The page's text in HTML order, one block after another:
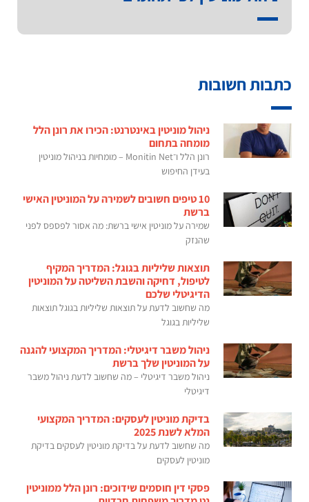
כתבות חשובות
ניהול מוניטין באינטרנט: הכירו את רונן הלל
מומחה בתחום
רונן הלל ו־Monitin Net – מומחיות בניהול מוניטין
בעידן החיפוש
10 טיפים חשובים לשמירה על המוניטין האישי
ברשת
שמירה על מוניטין אישי ברשת: מה אסור לפספס לפני
שהנזק
תוצאות שליליות בגוגל: המדריך המקיף
לטיפול, דחיקה והשבת השליטה על המוניטין
הדיגיטלי שלכם
מה שחשוב לדעת על תוצאות שליליות בגוגל תוצאות
שליליות בגוגל
ניהול משבר דיגיטלי: המדריך המקצועי להגנה
על המוניטין שלך ברשת
ניהול משבר דיגיטלי – מה שחשוב לדעת ניהול משבר
דיגיטלי
בדיקת מוניטין לעסקים: המדריך המקצועי
המלא לשנת 2025
מה שחשוב לדעת על בדיקת מוניטין לעסקים בדיקת
מוניטין לעסקים
פסקי דין חוסמים שידוכים: רונן הלל ממוניטין